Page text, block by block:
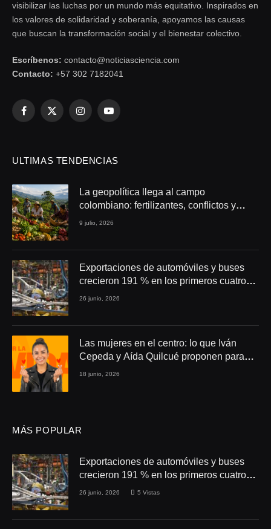
visibilizar las luchas por un mundo más equitativo. Inspirados en
los valores de solidaridad y soberanía, apoyamos las causas
que buscan la transformación social y el bienestar colectivo.
Escríbenos: contacto@noticiasciencia.com
Contacto: +57 302 7182041
Facebook
X
InstagramYouTube
ULTIMAS TENDENCIAS
La geopolítica llega al campo
colombiano: fertilizantes, conflictos y
seguridad alimentaria
9 julio, 2026
Exportaciones de automóviles y buses
crecieron 191 % en los primeros cuatro
meses de 2026
26 junio, 2026
Las mujeres en el centro: lo que Iván
Cepeda y Aída Quilcué proponen para
Colombia
18 junio, 2026
MÁS POPULAR
Exportaciones de automóviles y buses
crecieron 191 % en los primeros cuatro
meses de 2026
26 junio, 2026 5 Vistas